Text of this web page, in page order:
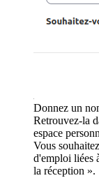
Donnez un
Retrouvez-la
espace
Vous
d'emploi liées
la réception ».